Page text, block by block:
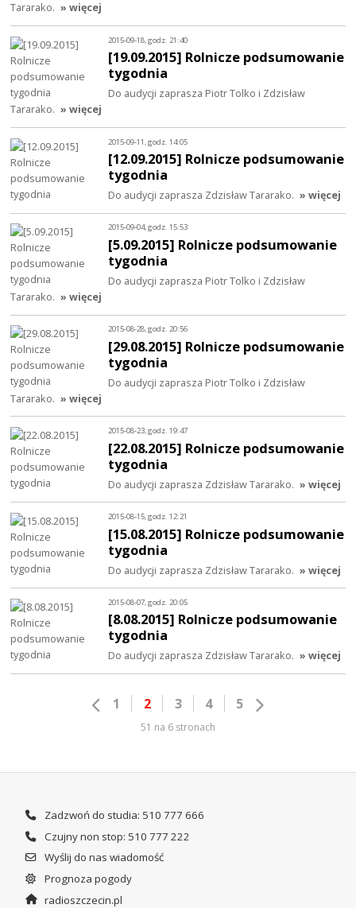
Tararako. » więcej
2015-09-18, godz. 21:40
[19.09.2015] Rolnicze podsumowanie
tygodnia
Do audycji zaprasza Piotr Tolko i Zdzisław
Tararako. » więcej
2015-09-11, godz. 14:05
[12.09.2015] Rolnicze podsumowanie
tygodnia
Do audycji zaprasza Zdzisław Tararako. » więcej
2015-09-04, godz. 15:53
[5.09.2015] Rolnicze podsumowanie
tygodnia
Do audycji zaprasza Piotr Tolko i Zdzisław
Tararako. » więcej
2015-08-28, godz. 20:56
[29.08.2015] Rolnicze podsumowanie
tygodnia
Do audycji zaprasza Piotr Tolko i Zdzisław
Tararako. » więcej
2015-08-23, godz. 19:47
[22.08.2015] Rolnicze podsumowanie
tygodnia
Do audycji zaprasza Zdzisław Tararako. » więcej
2015-08-15, godz. 12:21
[15.08.2015] Rolnicze podsumowanie
tygodnia
Do audycji zaprasza Zdzisław Tararako. » więcej
2015-08-07, godz. 20:05
[8.08.2015] Rolnicze podsumowanie
tygodnia
Do audycji zaprasza Zdzisław Tararako. » więcej
1 2 3 4 5
51 na 6 stronach
Zadzwoń do studia: 510 777 666
Czujny non stop: 510 777 222
Wyślij do nas wiadomość
Prognoza pogody
radioszczecin.pl